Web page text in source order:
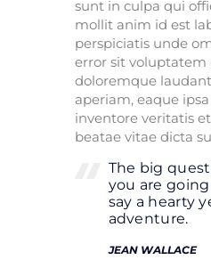
sunt in culpa qui
mollit anim id est
perspiciatis unde
error sit voluptatem
doloremque
aperiam, eaque
inventore veritatis
beatae vitae dicta
The big
you are
say a hearty
adventure.
JEAN WALLACE